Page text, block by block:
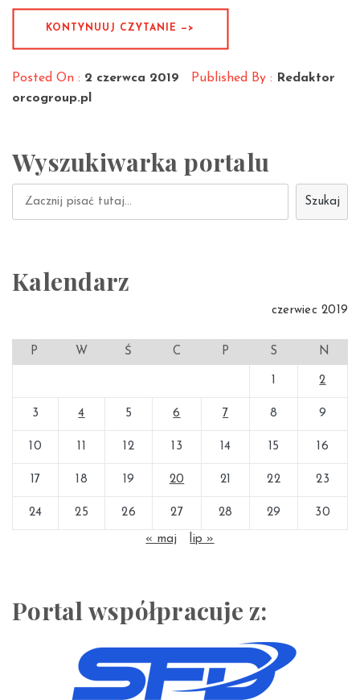
KONTYNUUJ CZYTANIE —>
Posted On : 2 czerwca 2019 Published By :
Redaktor
orcogroup.pl
Wyszukiwarka portalu
Szukaj
Kalendarz
czerwiec 2019
P W Ś C P S N
1 2
3 4 5 6 7 8 9
10 11 12 13 14 15 16
17 18 19 20 21 22 23
24 25 26 27 28 29 30
« maj lip »
Portal współpracuje z: